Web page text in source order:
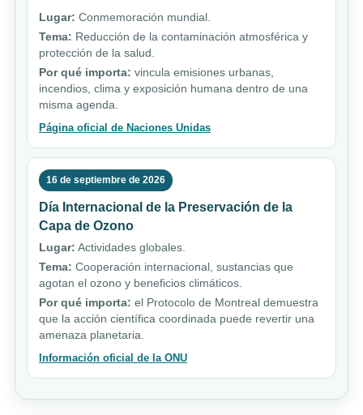
Lugar: Conmemoración mundial.
Tema: Reducción de la contaminación atmosférica y
protección de la salud.
Por qué importa: vincula emisiones urbanas,
incendios, clima y exposición humana dentro de una
misma agenda.
Página oficial de Naciones Unidas
16 de septiembre de 2026
Día Internacional de la Preservación de la
Capa de Ozono
Lugar: Actividades globales.
Tema: Cooperación internacional, sustancias que
agotan el ozono y beneficios climáticos.
Por qué importa: el Protocolo de Montreal demuestra
que la acción científica coordinada puede revertir una
amenaza planetaria.
Información oficial de la ONU